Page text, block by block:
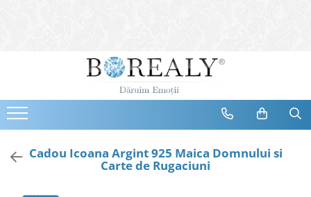
Bijuterii
Cercei
Bratari
ColiereCadou Icoana Argint 925 Maica Domnului si
Carte de Rugaciuni